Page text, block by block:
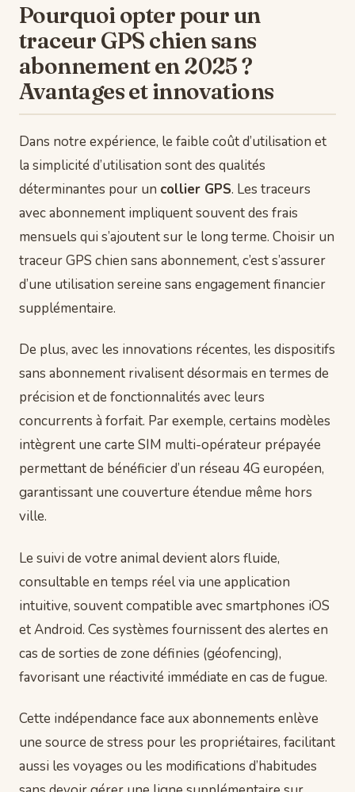
Pourquoi opter pour un
traceur GPS chien sans
abonnement en 2025 ?
Avantages et innovations
Dans notre expérience, le faible coût d’utilisation et
la simplicité d’utilisation sont des qualités
déterminantes pour un collier GPS. Les traceurs
avec abonnement impliquent souvent des frais
mensuels qui s’ajoutent sur le long terme. Choisir un
traceur GPS chien sans abonnement, c’est s’assurer
d’une utilisation sereine sans engagement financier
supplémentaire.
De plus, avec les innovations récentes, les dispositifs
sans abonnement rivalisent désormais en termes de
précision et de fonctionnalités avec leurs
concurrents à forfait. Par exemple, certains modèles
intègrent une carte SIM multi-opérateur prépayée
permettant de bénéficier d’un réseau 4G européen,
garantissant une couverture étendue même hors
ville.
Le suivi de votre animal devient alors fluide,
consultable en temps réel via une application
intuitive, souvent compatible avec smartphones iOS
et Android. Ces systèmes fournissent des alertes en
cas de sorties de zone définies (géofencing),
favorisant une réactivité immédiate en cas de fugue.
Cette indépendance face aux abonnements enlève
une source de stress pour les propriétaires, facilitant
aussi les voyages ou les modifications d’habitudes